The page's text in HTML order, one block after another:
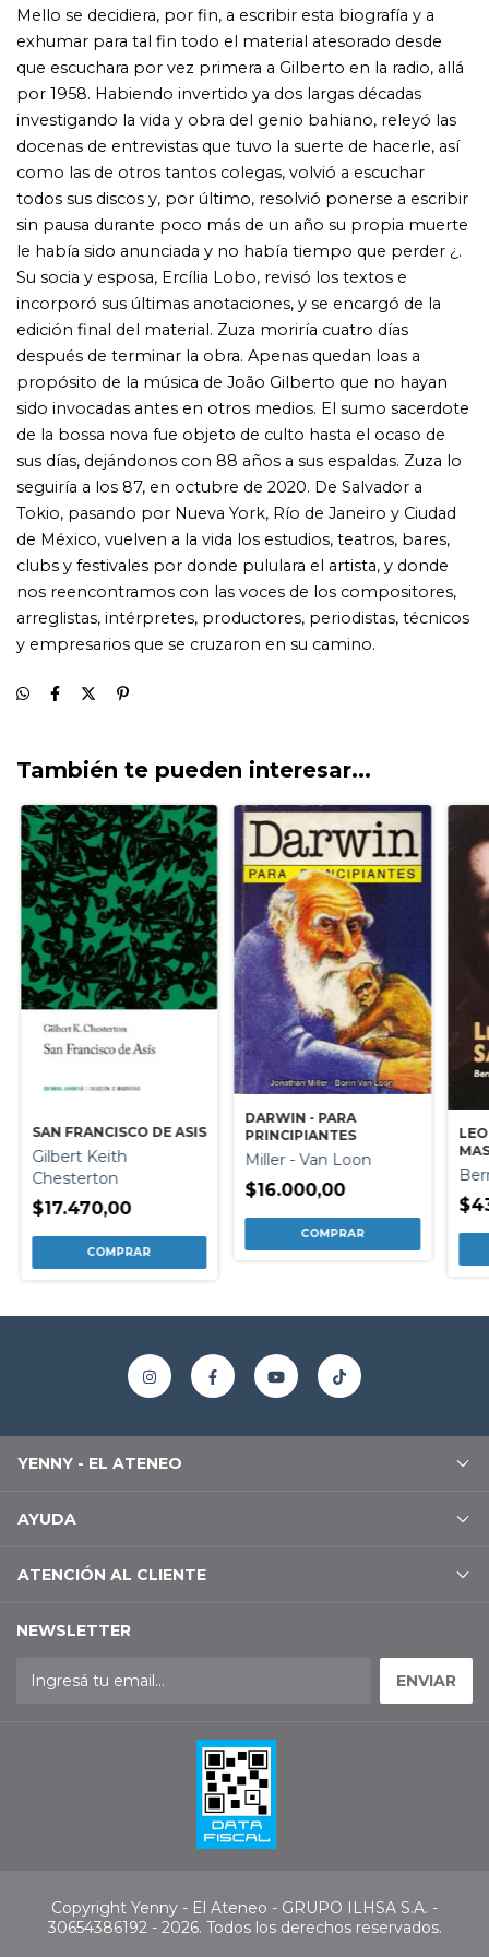
sido invocadas antes en otros medios. El sumo sacerdote
de la bossa nova fue objeto de culto hasta el ocaso de
sus días, dejándonos con 88 años a sus espaldas. Zuza lo
seguiría a los 87, en octubre de 2020. De Salvador a
Tokio, pasando por Nueva York, Río de Janeiro y Ciudad
de México, vuelven a la vida los estudios, teatros, bares,
clubs y festivales por donde pululara el artista, y donde
nos reencontramos con las voces de los compositores,
arreglistas, intérpretes, productores, periodistas, técnicos
y empresarios que se cruzaron en su camino.
También te pueden interesar...
SAN FRANCISCO DE ASIS
Gilbert Keith
Chesterton
$17.470,00
DARWIN - PARA
PRINCIPIANTES
Miller - Van Loon
$16.000,00
YENNY - EL ATENEO
AYUDA
ATENCIÓN AL CLIENTE
NEWSLETTER
Copyright Yenny - El Ateneo - GRUPO ILHSA S.A. -
30654386192 - 2026. Todos los derechos reservados.